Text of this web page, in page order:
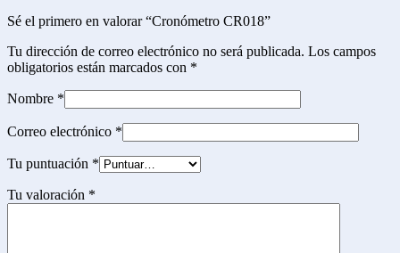
Sé el primero en valorar “Cronómetro CR018”
Tu dirección de correo electrónico no será publicada. Los campos
obligatorios están marcados con *
Nombre *
Correo electrónico *
Tu puntuación *
Tu valoración *